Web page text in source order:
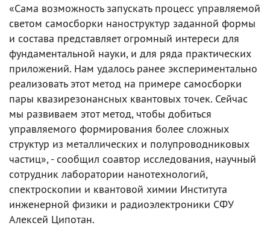
«Сама возможность запускать процесс управляемой
светом самосборки наноструктур заданной формы
и состава представляет огромный интереси для
фундаментальной науки, и для ряда практических
приложений. Нам удалось ранее экспериментально
реализовать этот метод на примере самосборки
пары квазирезонансных квантовых точек. Сейчас
мы развиваем этот метод, чтобы добиться
управляемого формирования более сложных
структур из металлических и полупроводниковых
частиц», - сообщил соавтор исследования, научный
сотрудник лаборатории нанотехнологий,
спектроскопии и квантовой химии Института
инженерной физики и радиоэлектроники СФУ
Алексей Ципотан.